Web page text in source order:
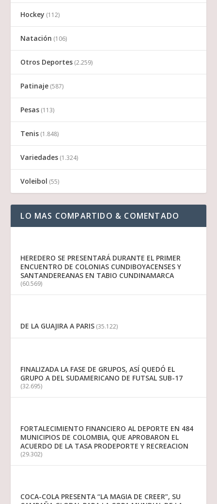
Hockey (112)
Natación (106)
Otros Deportes (2.259)
Patinaje (587)
Pesas (113)
Tenis (1.848)
Variedades (1.324)
Voleibol (55)
LO MAS COMPARTIDO & COMENTADO
HEREDERO SE PRESENTARÁ DURANTE EL PRIMER
ENCUENTRO DE COLONIAS CUNDIBOYACENSES Y
SANTANDEREANAS EN TABIO CUNDINAMARCA
(60.569)
DE LA GUAJIRA A PARIS (35.122)
FINALIZADA LA FASE DE GRUPOS, ASÍ QUEDÓ EL
GRUPO A DEL SUDAMERICANO DE FUTSAL SUB-17
(32.695)
FORTALECIMIENTO FINANCIERO AL DEPORTE EN 484
MUNICIPIOS DE COLOMBIA, QUE APROBARON EL
ACUERDO DE LA TASA PRODEPORTE Y RECREACION
(29.302)
COCA-COLA PRESENTA “LA MAGIA DE CREER”, SU